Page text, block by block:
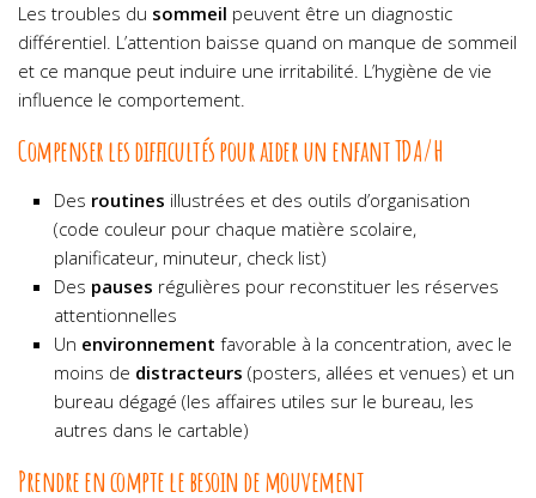
Les troubles du sommeil peuvent être un diagnostic
différentiel. L’attention baisse quand on manque de sommeil
et ce manque peut induire une irritabilité. L’hygiène de vie
influence le comportement.
Compenser les difficultés pour aider un enfant TDA/H
Des routines illustrées et des outils d’organisation
(code couleur pour chaque matière scolaire,
planificateur, minuteur, check list)
Des pauses régulières pour reconstituer les réserves
attentionnelles
Un environnement favorable à la concentration, avec le
moins de distracteurs (posters, allées et venues) et un
bureau dégagé (les affaires utiles sur le bureau, les
autres dans le cartable)
Prendre en compte le besoin de mouvement